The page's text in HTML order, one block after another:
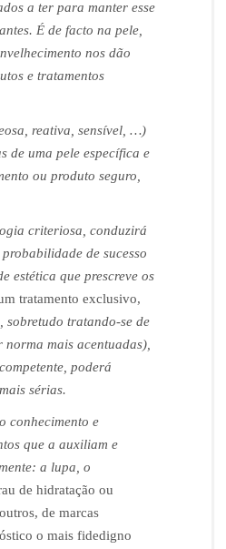
a ter para manter esse
É de facto na pele,
nos dão
e tratamentos
reativa, sensível, …)
de uma pele específica e
ou produto seguro,
criteriosa, conduzirá
de sucesso
estética que prescreve os
tratamento exclusivo,
sobretudo tratando-se de
norma mais acentuadas),
poderá
sérias.
conhecimento e
que a auxiliam e
a lupa, o
de hidratação ou
de marcas
o mais fidedigno